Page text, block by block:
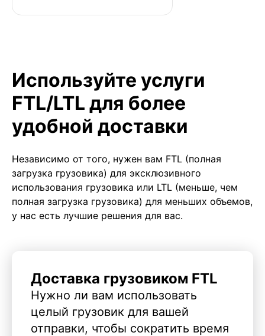
Используйте услуги
FTL/LTL для более
удобной доставки
Независимо от того, нужен вам FTL (полная
загрузка грузовика) для эксклюзивного
использования грузовика или LTL (меньше, чем
полная загрузка грузовика) для меньших объемов,
у нас есть лучшие решения для вас.
Доставка грузовиком FTL
Нужно ли вам использовать
целый грузовик для вашей
отправки, чтобы сократить время